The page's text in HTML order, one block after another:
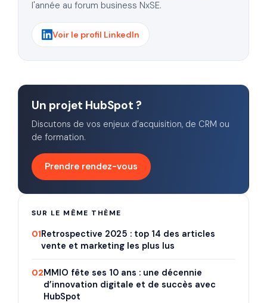
l'année au forum business NxSE.
Voir le profil LinkedIn
Un projet HubSpot ?
Discutons de vos enjeux d’acquisition, de CRM ou
de formation.
Prendre rendez-vous
SUR LE MÊME THÈME
01Retrospective 2025 : top 14 des articles
vente et marketing les plus lus
02MMIO fête ses 10 ans : une décennie
d’innovation digitale et de succès avec
HubSpot